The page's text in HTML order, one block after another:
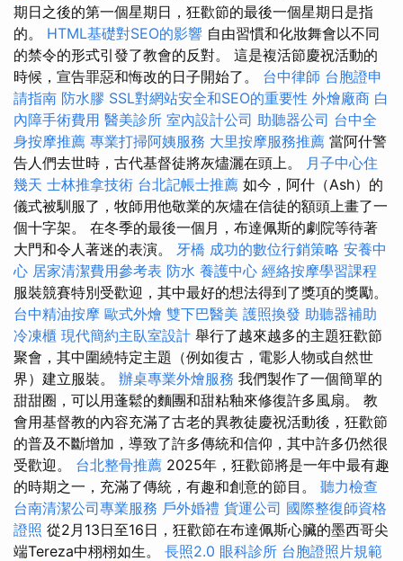
期日之後的第一個星期日，狂歡節的最後一個星期日是指
的。 HTML基礎對SEO的影響 自由習慣和化妝舞會以不同
的禁令的形式引發了教會的反對。 這是複活節慶祝活動的
時候，宣告罪惡和悔改的日子開始了。 台中律師 台胞證申
請指南 防水膠 SSL對網站安全和SEO的重要性 外燴廠商 白
內障手術費用 醫美診所 室內設計公司 助聽器公司 台中全
身按摩推薦 專業打掃阿姨服務 大里按摩服務推薦 當阿什警
告人們去世時，古代基督徒將灰燼灑在頭上。 月子中心住
幾天 士林推拿技術 台北記帳士推薦 如今，阿什（Ash）的
儀式被馴服了，牧師用他敬業的灰燼在信徒的額頭上畫了一
個十字架。 在冬季的最後一個月，布達佩斯的劇院等待著
大門和令人著迷的表演。 牙橋 成功的數位行銷策略 安養中
心 居家清潔費用參考表 防水 養護中心 經絡按摩學習課程
服裝競賽特別受歡迎，其中最好的想法得到了獎項的獎勵。
台中精油按摩 歐式外燴 雙下巴醫美 護照換發 助聽器補助
冷凍櫃 現代簡約主臥室設計 舉行了越來越多的主題狂歡節
聚會，其中圍繞特定主題（例如復古，電影人物或自然世
界）建立服裝。 辦桌專業外燴服務 我們製作了一個簡單的
甜甜圈，可以用蓬鬆的麵團和甜粘釉來修復許多風扇。 教
會用基督教的內容充滿了古老的異教徒慶祝活動後，狂歡節
的普及不斷增加，導致了許多傳統和信仰，其中許多仍然很
受歡迎。 台北整骨推薦 2025年，狂歡節將是一年中最有趣
的時期之一，充滿了傳統，有趣和創意的節目。 聽力檢查
台南清潔公司專業服務 戶外婚禮 貨運公司 國際整復師資格
證照 從2月13日至16日，狂歡節在布達佩斯心臟的墨西哥尖
端Tereza中栩栩如生。 長照2.0 眼科診所 台胞證照片規範